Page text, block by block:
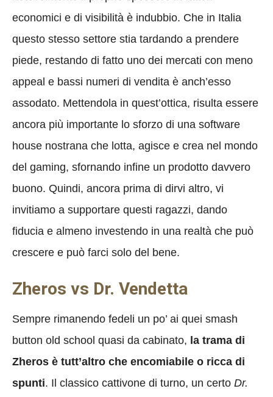
economici e di visibilità è indubbio. Che in Italia
questo stesso settore stia tardando a prendere
piede, restando di fatto uno dei mercati con meno
appeal e bassi numeri di vendita è anch’esso
assodato. Mettendola in quest’ottica, risulta essere
ancora più importante lo sforzo di una software
house nostrana che lotta, agisce e crea nel mondo
del gaming, sfornando infine un prodotto davvero
buono. Quindi, ancora prima di dirvi altro, vi
invitiamo a supportare questi ragazzi, dando
fiducia e almeno investendo in una realtà che può
crescere e può farci solo del bene.
Zheros vs Dr. Vendetta
Sempre rimanendo fedeli un po’ ai quei smash
button old school quasi da cabinato, la trama di
Zheros è tutt’altro che encomiabile o ricca di
spunti. Il classico cattivone di turno, un certo Dr.